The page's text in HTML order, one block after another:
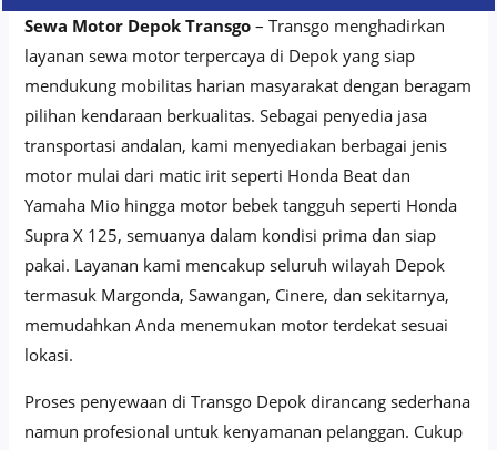
Sewa Motor Depok Transgo – Transgo menghadirkan
layanan sewa motor terpercaya di Depok yang siap
mendukung mobilitas harian masyarakat dengan beragam
pilihan kendaraan berkualitas. Sebagai penyedia jasa
transportasi andalan, kami menyediakan berbagai jenis
motor mulai dari matic irit seperti Honda Beat dan
Yamaha Mio hingga motor bebek tangguh seperti Honda
Supra X 125, semuanya dalam kondisi prima dan siap
pakai. Layanan kami mencakup seluruh wilayah Depok
termasuk Margonda, Sawangan, Cinere, dan sekitarnya,
memudahkan Anda menemukan motor terdekat sesuai
lokasi.
Proses penyewaan di Transgo Depok dirancang sederhana
namun profesional untuk kenyamanan pelanggan. Cukup